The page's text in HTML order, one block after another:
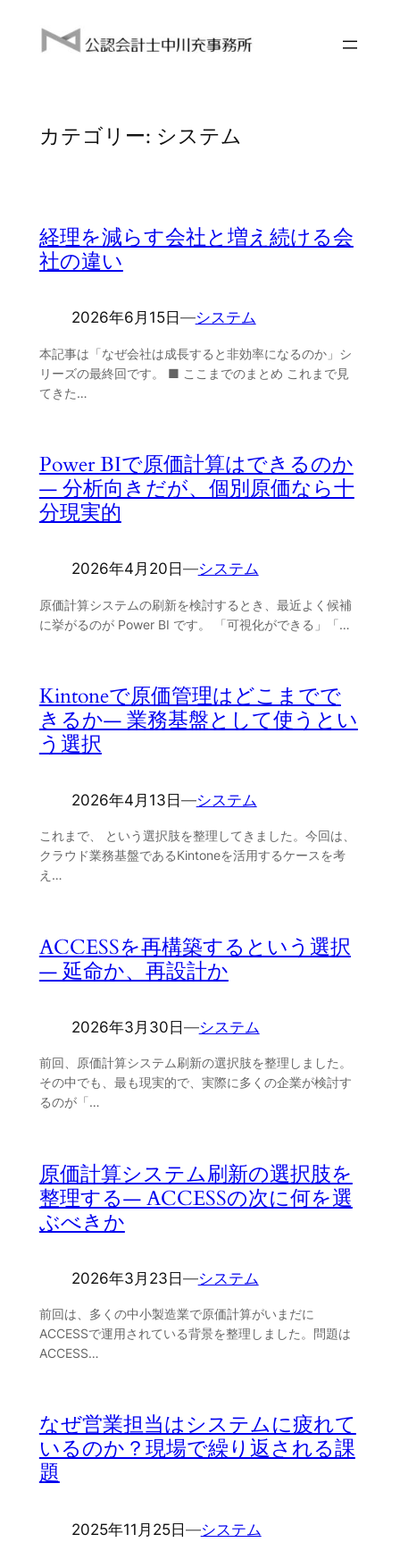
カテゴリー: システム
経理を減らす会社と増え続ける会
社の違い
2026年6月15日―システム
本記事は「なぜ会社は成長すると非効率になるのか」シ
リーズの最終回です。 ■ ここまでのまとめ これまで見
てきた…
Power BIで原価計算はできるのか
― 分析向きだが、個別原価なら十
分現実的
2026年4月20日―システム
原価計算システムの刷新を検討するとき、最近よく候補
に挙がるのが Power BI です。 「可視化ができる」「…
Kintoneで原価管理はどこまでで
きるか― 業務基盤として使うとい
う選択
2026年4月13日―システム
これまで、 という選択肢を整理してきました。今回は、
クラウド業務基盤であるKintoneを活用するケースを考
え…
ACCESSを再構築するという選択
― 延命か、再設計か
2026年3月30日―システム
前回、原価計算システム刷新の選択肢を整理しました。
その中でも、最も現実的で、実際に多くの企業が検討す
るのが「…
原価計算システム刷新の選択肢を
整理する― ACCESSの次に何を選
ぶべきか
2026年3月23日―システム
前回は、多くの中小製造業で原価計算がいまだに
ACCESSで運用されている背景を整理しました。問題は
ACCESS…
なぜ営業担当はシステムに疲れて
いるのか？現場で繰り返される課
題
2025年11月25日―システム